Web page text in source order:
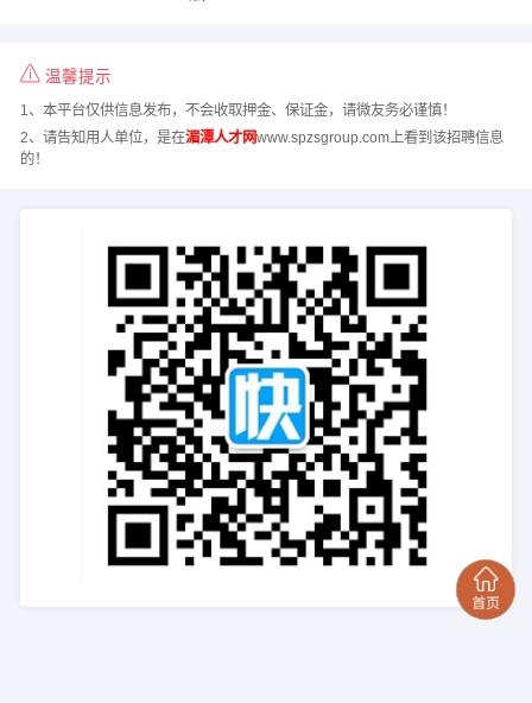
温馨提示
1、本平台仅供信息发布，不会收取押金、保证金，请微友务必谨慎！
2、请告知用人单位，是在湄潭人才网www.spzsgroup.com上看到该招聘信息
的！